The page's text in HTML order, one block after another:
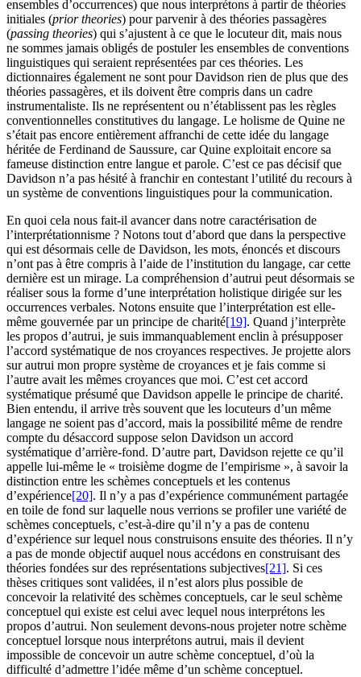
ensembles d’occurrences) que nous interprétons à partir de théories
initiales (prior theories) pour parvenir à des théories passagères
(passing theories) qui s’ajustent à ce que le locuteur dit, mais nous
ne sommes jamais obligés de postuler les ensembles de conventions
linguistiques qui seraient représentées par ces théories. Les
dictionnaires également ne sont pour Davidson rien de plus que des
théories passagères, et ils doivent être compris dans un cadre
instrumentaliste. Ils ne représentent ou n’établissent pas les règles
conventionnelles constitutives du langage. Le holisme de Quine ne
s’était pas encore entièrement affranchi de cette idée du langage
héritée de Ferdinand de Saussure, car Quine exploitait encore sa
fameuse distinction entre langue et parole. C’est ce pas décisif que
Davidson n’a pas hésité à franchir en contestant l’utilité du recours à
un système de conventions linguistiques pour la communication.
En quoi cela nous fait-il avancer dans notre caractérisation de
l’interprétationnisme ? Notons tout d’abord que dans la perspective
qui est désormais celle de Davidson, les mots, énoncés et discours
n’ont pas à être compris à l’aide de l’institution du langage, car cette
dernière est un mirage. La compréhension d’autrui peut désormais se
réaliser sous la forme d’une interprétation holistique dirigée sur les
occurrences verbales. Notons ensuite que l’interprétation est elle-
même gouvernée par un principe de charité[19]. Quand j’interprète
les propos d’autrui, je suis immanquablement enclin à présupposer
l’accord systématique de nos croyances respectives. Je projette alors
sur autrui mon propre système de croyances et je fais comme si
l’autre avait les mêmes croyances que moi. C’est cet accord
systématique présumé que Davidson appelle le principe de charité.
Bien entendu, il arrive très souvent que les locuteurs d’un même
langage ne soient pas d’accord, mais la possibilité même de rendre
compte du désaccord suppose selon Davidson un accord
systématique d’arrière-fond. D’autre part, Davidson rejette ce qu’il
appelle lui-même le « troisième dogme de l’empirisme », à savoir la
distinction entre les schèmes conceptuels et les contenus
d’expérience[20]. Il n’y a pas d’expérience communément partagée
en toile de fond sur laquelle nous verrions se profiler une variété de
schèmes conceptuels, c’est-à-dire qu’il n’y a pas de contenu
d’expérience sur lequel nous construisons ensuite des théories. Il n’y
a pas de monde objectif auquel nous accédons en construisant des
théories fondées sur des représentations subjectives[21]. Si ces
thèses critiques sont validées, il n’est alors plus possible de
concevoir la relativité des schèmes conceptuels, car le seul schème
conceptuel qui existe est celui avec lequel nous interprétons les
propos d’autrui. Non seulement devons-nous projeter notre schème
conceptuel lorsque nous interprétons autrui, mais il devient
impossible de concevoir un autre schème conceptuel, d’où la
difficulté d’admettre l’idée même d’un schème conceptuel.